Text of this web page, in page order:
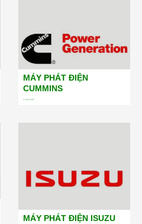
MÁY PHÁT ĐIỆN
CUMMINS
5SẢN PHẨM
MÁY PHÁT ĐIỆN ISUZU